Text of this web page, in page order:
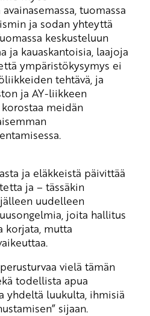
tuomassa
ja sodan yhteyttä
keskusteluun
ja kauaskantoisia, laajoja
ympäristökysymys ei
tehtävä, ja
ja AY-liikkeen
meidän
ja eläkkeistä päivittää
ja – tässäkin
uudelleen
joita hallitus
korjata, mutta
vielä tämän
todellista apua
yhdeltä luukulta, ihmisiä
sijaan.